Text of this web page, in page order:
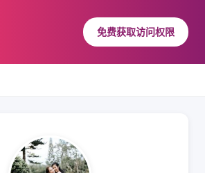
免费获取访问权限